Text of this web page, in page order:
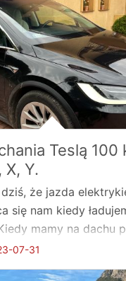
Teslą 100
X, Y.
że jazda
się nam kiedy
mamy na dachu
07-31